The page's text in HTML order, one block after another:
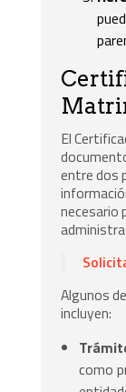
El
entre dos
necesario
Algunos
incluyen:
como